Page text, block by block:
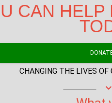
CAN HELP
CHANGING THE LIVES OF
keyboard_arrow_down